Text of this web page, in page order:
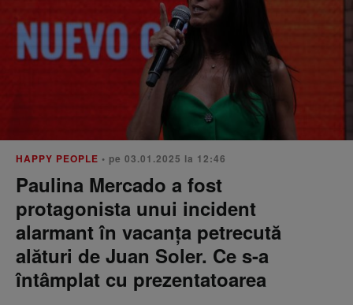
HAPPY PEOPLE • pe 03.01.2025 la 12:46
Paulina Mercado a fost
protagonista unui incident
alarmant în vacanța petrecută
alături de Juan Soler. Ce s-a
întâmplat cu prezentatoarea